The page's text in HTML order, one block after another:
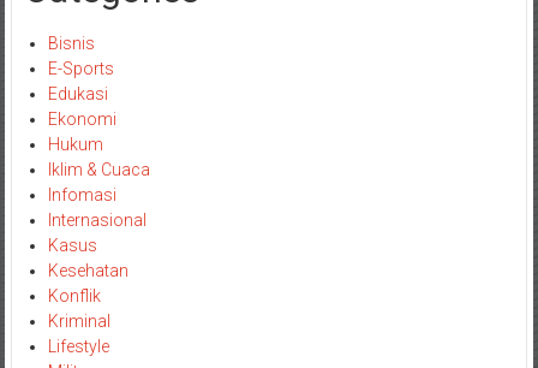
Bisnis
E-Sports
Edukasi
Ekonomi
Hukum
Iklim & Cuaca
Infomasi
Internasional
Kasus
Kesehatan
Konflik
Kriminal
Lifestyle